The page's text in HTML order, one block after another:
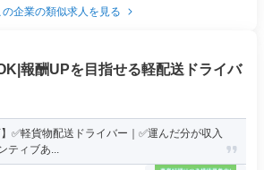
の企業の類似求人を見る
報酬UPを目指せる軽配送ドライバ
✅軽貨物配送ドライバー｜✅運んだ分が収入
ティブあ...